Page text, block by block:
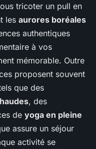
tricoter un pull en
les aurores boréales
authentiques
à vos
mémorable. Outre
proposent souvent
que des
, des
de yoga en pleine
assure un séjour
activité se